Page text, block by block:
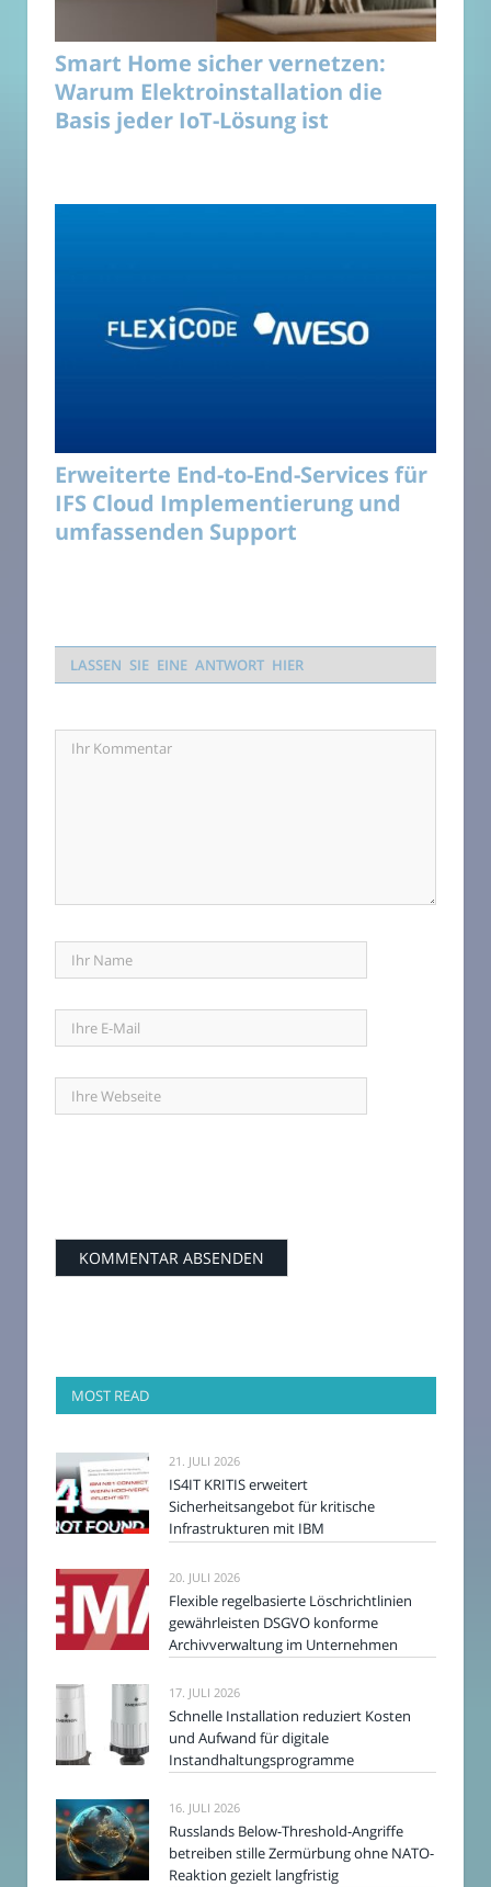
Smart Home sicher vernetzen:
Warum Elektroinstallation die
Basis jeder IoT-Lösung ist
Erweiterte End-to-End-Services für
IFS Cloud Implementierung und
umfassenden Support
LASSEN SIE EINE ANTWORT HIER
MOST READ
21. JULI 2026
IS4IT KRITIS erweitert
Sicherheitsangebot für kritische
Infrastrukturen mit IBM
20. JULI 2026
Flexible regelbasierte Löschrichtlinien
gewährleisten DSGVO konforme
Archivverwaltung im Unternehmen
17. JULI 2026
Schnelle Installation reduziert Kosten
und Aufwand für digitale
Instandhaltungsprogramme
16. JULI 2026
Russlands Below-Threshold-Angriffe
betreiben stille Zermürbung ohne NATO-
Reaktion gezielt langfristig